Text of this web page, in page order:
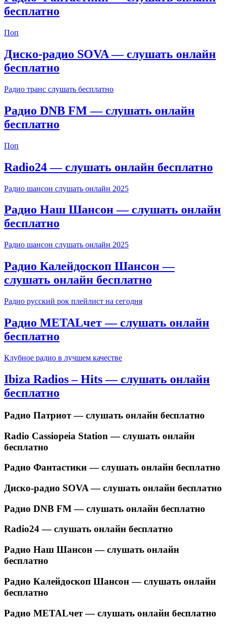
бесплатно
Поп
Диско-радио SOVA — слушать онлайн
бесплатно
Радио транс слушать бесплатно
Радио DNB FM — слушать онлайн
бесплатно
Поп
Radio24 — слушать онлайн бесплатно
Радио шансон слушать онлайн 2025
Радио Наш Шансон — слушать онлайн
бесплатно
Радио шансон слушать онлайн 2025
Радио Калейдоскоп Шансон —
слушать онлайн бесплатно
Радио русский рок плейлист на сегодня
Радио METALчет — слушать онлайн
бесплатно
Клубное радио в лучшем качестве
Ibiza Radios – Hits — слушать онлайн
бесплатно
Радио Патриот — слушать онлайн бесплатно
Radio Cassiopeia Station — слушать онлайн
бесплатно
Радио Фантастики — слушать онлайн бесплатно
Диско-радио SOVA — слушать онлайн бесплатно
Радио DNB FM — слушать онлайн бесплатно
Radio24 — слушать онлайн бесплатно
Радио Наш Шансон — слушать онлайн
бесплатно
Радио Калейдоскоп Шансон — слушать онлайн
бесплатно
Радио METALчет — слушать онлайн бесплатно